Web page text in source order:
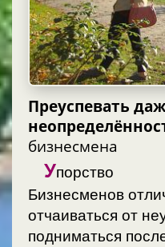
Преуспевать
бизнесмена
Упорство
Бизнесменов
отчаиваться от
подниматься